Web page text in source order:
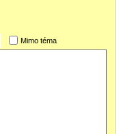
Mimo téma